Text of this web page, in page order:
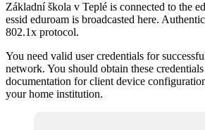
Základní škola v Teplé is connected to the
essid eduroam is broadcasted here.
802.1x protocol.
You need valid user credentials for
network. You should obtain these
documentation for client device
your home institution.